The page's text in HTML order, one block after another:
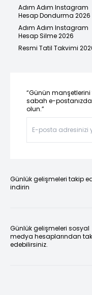
Adım Adım Instagram
Hesap Dondurma 2026
Adım Adım Instagram
Hesap Silme 2026
Resmi Tatil Takvimi
“Günün
sabah e-
olun.”
Günlük gelişmeleri takip
indirin
Günlük gelişmeleri sosyal
medya hesaplarından
edebilirsiniz.